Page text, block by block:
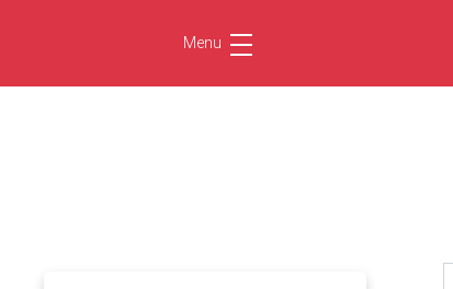
Menu